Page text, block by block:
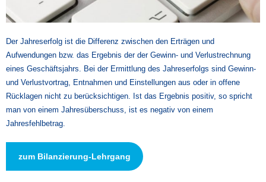
Der Jahreserfolg ist die Differenz zwischen den Erträgen und
Aufwendungen bzw. das Ergebnis der der Gewinn- und Verlustrechnung
eines Geschäftsjahrs. Bei der Ermittlung des Jahreserfolgs sind Gewinn-
und Verlustvortrag, Entnahmen und Einstellungen aus oder in offene
Rücklagen nicht zu berücksichtigen. Ist das Ergebnis positiv, so spricht
man von einem Jahresüberschuss, ist es negativ von einem
Jahresfehlbetrag.
zum Bilanzierung-Lehrgang